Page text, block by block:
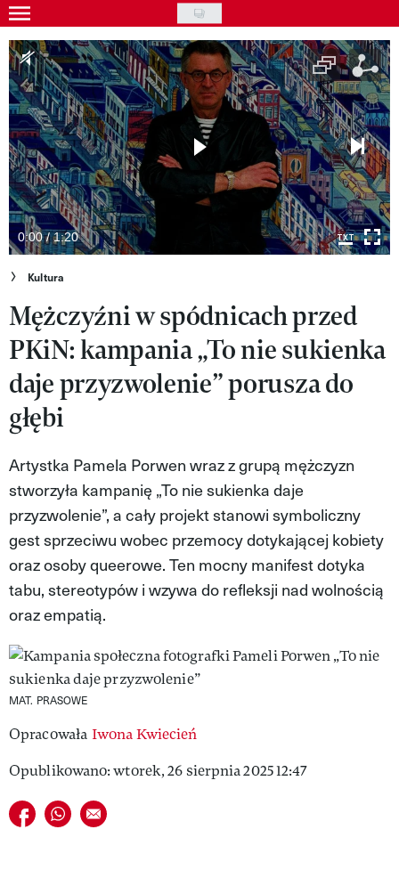
Skip
to
main
content
Gwiazdy
Ludzie
Moda
Uroda
Styl życia
Kultura
Wideo
Nasze akcje
VIVA!ART
VIVA!MODA
VIVA!LIFESTYLE
VIVA!MAN
VIVA!PEOPLE POWER
MAGAZYN VIVA!
0:00 / 1:20
Kultura
Mężczyźni w spódnicach przed
PKiN: kampania „To nie sukienka
daje przyzwolenie” porusza do
głębi
Artystka Pamela Porwen wraz z grupą mężczyzn
stworzyła kampanię „To nie sukienka daje
przyzwolenie”, a cały projekt stanowi symboliczny
gest sprzeciwu wobec przemocy dotykającej kobiety
oraz osoby queerowe. Ten mocny manifest dotyka
tabu, stereotypów i wzywa do refleksji nad wolnością
oraz empatią.
MAT. PRASOWE
Opracowała Iwona Kwiecień
Opublikowano: wtorek, 26 sierpnia 2025 12:47
Udostępnij na facebook
Udostępnij na whatsapp
E-mail do przyjaciela